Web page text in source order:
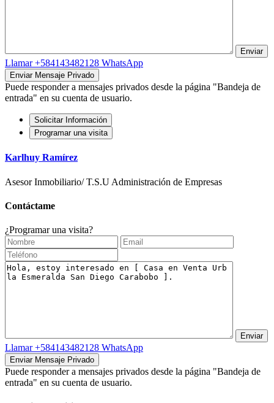
Llamar+584143482128 WhatsApp
Puede responder a mensajes privados desde la página "Bandeja de
entrada" en su cuenta de usuario.
Solicitar Información
Programar una visita
Karlhuy Ramírez
Asesor Inmobiliario/ T.S.U Administración de Empresas
Contáctame
¿Programar una visita?
Llamar+584143482128 WhatsApp
Puede responder a mensajes privados desde la página "Bandeja de
entrada" en su cuenta de usuario.